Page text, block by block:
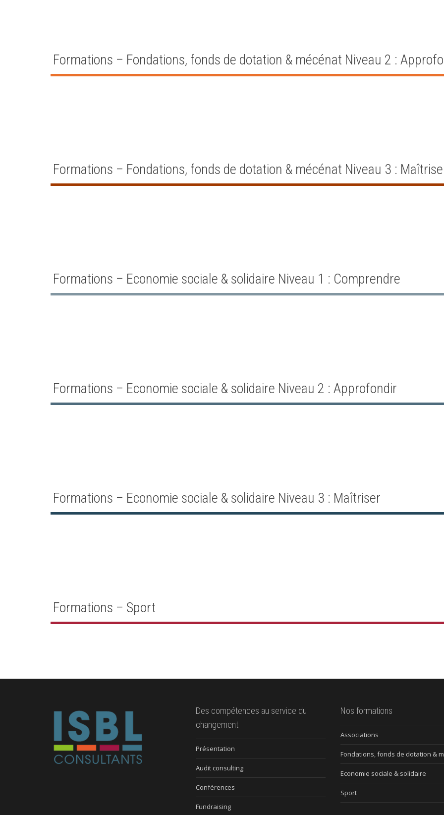
Formations – Fondations, fonds de dotation & mécénat Niveau 2 :
Formations – Fondations, fonds de dotation & mécénat Niveau 3 :
Formations – Economie sociale & solidaire Niveau 1 : Comprendre
Formations – Economie sociale & solidaire Niveau 2 : Approfondir
Formations – Economie sociale & solidaire Niveau 3 : Maîtriser
Formations – Sport
Des compétences au service du
changement
Présentation
Audit consulting
Conférences
Fundraising
Nos formations
Associations
Fondations, fonds de dotation &
Economie sociale & solidaire
Sport